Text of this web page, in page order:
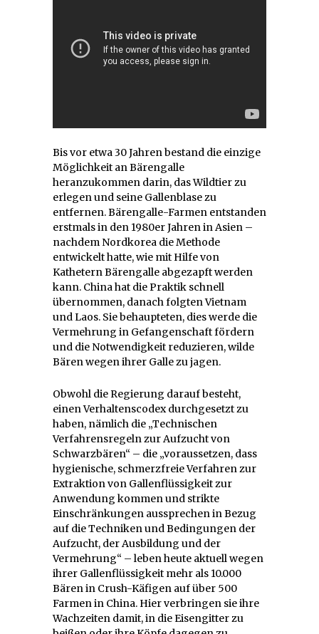
Bis vor etwa 30 Jahren bestand die einzige
Möglichkeit an Bärengalle
heranzukommen darin, das Wildtier zu
erlegen und seine Gallenblase zu
entfernen. Bärengalle-Farmen entstanden
erstmals in den 1980er Jahren in Asien –
nachdem Nordkorea die Methode
entwickelt hatte, wie mit Hilfe von
Kathetern Bärengalle abgezapft werden
kann. China hat die Praktik schnell
übernommen, danach folgten Vietnam
und Laos. Sie behaupteten, dies werde die
Vermehrung in Gefangenschaft fördern
und die Notwendigkeit reduzieren, wilde
Bären wegen ihrer Galle zu jagen.
Obwohl die Regierung darauf besteht,
einen Verhaltenscodex durchgesetzt zu
haben, nämlich die „Technischen
Verfahrensregeln zur Aufzucht von
Schwarzbären“ – die „voraussetzen, dass
hygienische, schmerzfreie Verfahren zur
Extraktion von Gallenflüssigkeit zur
Anwendung kommen und strikte
Einschränkungen aussprechen in Bezug
auf die Techniken und Bedingungen der
Aufzucht, der Ausbildung und der
Vermehrung“ – leben heute aktuell wegen
ihrer Gallenflüssigkeit mehr als 10.000
Bären in Crush-Käfigen auf über 500
Farmen in China. Hier verbringen sie ihre
Wachzeiten damit, in die Eisengitter zu